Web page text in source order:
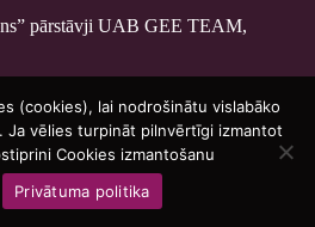
pārstāvji UAB GEE TEAM,
- Baltijasmaratoni.lv
(cookies), lai nodrošinātu vislabāko
Ja vēlies turpināt pilnvērtīgi izmantot
Cookies izmantošanu
Privātuma politika